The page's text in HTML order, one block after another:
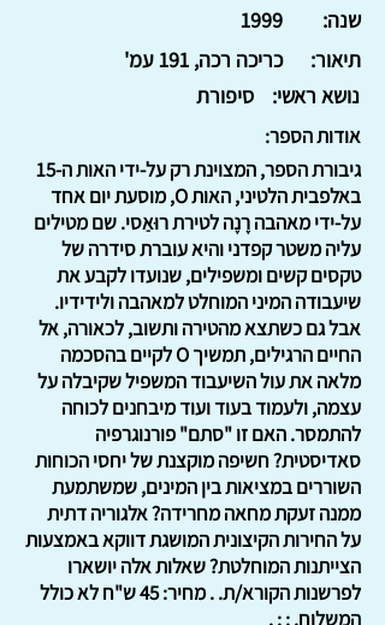
1999
שנה:
כריכה רכה, 191 עמ'
תיאור:
סיפורת
נושא ראשי:
אודות הספר:
גיבורת הספר, המצוינת רק על-ידי האות ה-15
באלפבית הלטיני, האות O, מוסעת יום אחד
על-ידי מאהבה רֶנֶה לטירת רוּאַסי. שם מטילים
עליה משטר קפדני והיא עוברת סידרה של
טקסים קשים ומשפילים, שנועדו לקבע את
שיעבודה המיני המוחלט למאהבה ולידידיו.
אבל גם כשתצא מהטירה ותשוב, לכאורה, אל
החיים הרגילים, תמשיך O לקיים בהסכמה
מלאה את עול השיעבוד המשפיל שקיבלה על
עצמה, ולעמוד בעוד ועוד מיבחנים לכוחה
להתמסר. האם זו "סתם" פורנוגרפיה
סאדיסטית? חשיפה מוקצנת של יחסי הכוחות
השוררים במציאות בין המינים, שמשתמעת
ממנה זעקת מחאה מחרידה? אלגוריה דתית
על החירות הקיצונית המושגת דווקא באמצעות
הצייתנות המוחלטת? שאלות אלה יושארו
לפרשנות הקורא/ת. . מחיר: 45 ש"ח לא כולל
המשלוח. : : .